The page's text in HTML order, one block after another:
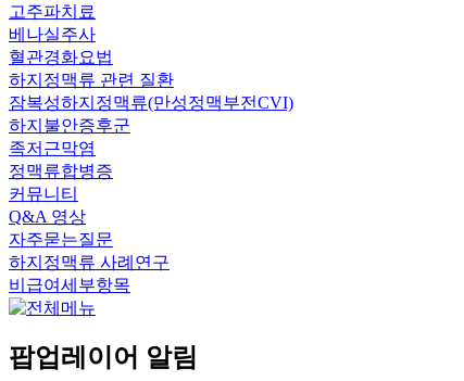
고주파치료
베나실주사
혈관경화요법
하지정맥류 관련 질환
잠복성하지정맥류(만성정맥부전CVI)
하지불안증후군
족저근막염
정맥류합병증
커뮤니티
Q&A 영상
자주묻는질문
하지정맥류 사례연구
비급여세부항목
팝업레이어 알림